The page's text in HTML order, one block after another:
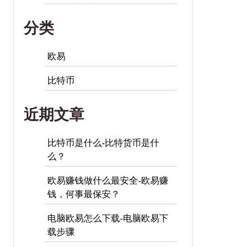
分类
欧易
比特币
近期文章
比特币是什么-比特货币是什
么？
欧易赚钱做什么最安全-欧易赚
钱，何事最保安？
电脑欧易怎么下载-电脑欧易下
载步骤